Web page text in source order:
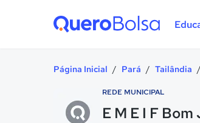
Página Inicial / Pará / Tailândia /
REDE MUNICIPAL
E M E I F Bom